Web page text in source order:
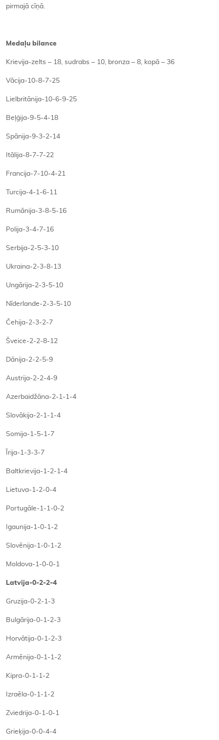
pirmajā cīņā.
Medaļu bilance
Krievija-zelts – 18, sudrabs – 10, bronza – 8, kopā – 36
Vācija-10-8-7-25
Lielbritānija-10-6-9-25
Beļģija-9-5-4-18
Spānija-9-3-2-14
Itālija-8-7-7-22
Francija-7-10-4-21
Turcija-4-1-6-11
Rumānija-3-8-5-16
Polija-3-4-7-16
Serbija-2-5-3-10
Ukraina-2-3-8-13
Ungārija-2-3-5-10
Nīderlande-2-3-5-10
Čehija-2-3-2-7
Šveice-2-2-8-12
Dānija-2-2-5-9
Austrija-2-2-4-9
Azerbaidžāna-2-1-1-4
Slovākija-2-1-1-4
Somija-1-5-1-7
Īrija-1-3-3-7
Baltkrievija-1-2-1-4
Lietuva-1-2-0-4
Portugāle-1-1-0-2
Igaunija-1-0-1-2
Slovēnija-1-0-1-2
Moldova-1-0-0-1
Latvija-0-2-2-4
Gruzija-0-2-1-3
Bulgārija-0-1-2-3
Horvātija-0-1-2-3
Armēnija-0-1-1-2
Kipra-0-1-1-2
Izraēla-0-1-1-2
Zviedrija-0-1-0-1
Grieķija-0-0-4-4